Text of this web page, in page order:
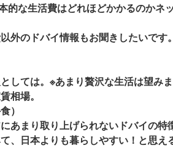
的な生活費はどれほどかかるのか
外のドバイ情報もお聞きしたいで
しては。※あまり贅沢な生活は望みま
相場。
）
あまり取り上げられないドバイの特
、日本よりも暮らしやすい！と思え